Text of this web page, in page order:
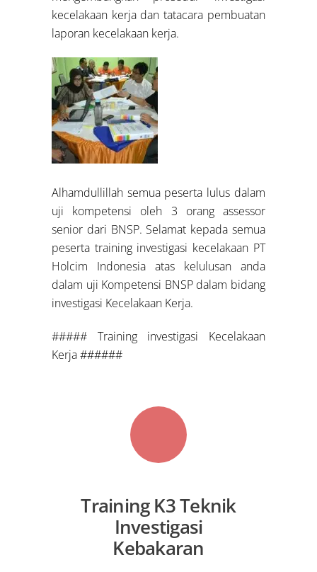
kecelakaan kerja dan tatacara pembuatan
laporan kecelakaan kerja.
Alhamdullillah semua peserta lulus dalam
uji kompetensi oleh 3 orang assessor
senior dari BNSP. Selamat kepada semua
peserta training investigasi kecelakaan PT
Holcim Indonesia atas kelulusan anda
dalam uji Kompetensi BNSP dalam bidang
investigasi Kecelakaan Kerja.
##### Training investigasi Kecelakaan
Kerja ######
Training K3 Teknik
Investigasi
Kebakaran